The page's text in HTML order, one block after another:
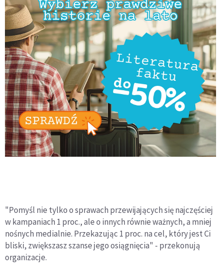
"Pomyśl nie tylko o sprawach przewijających się najczęściej
w kampaniach 1 proc., ale o innych równie ważnych, a mniej
nośnych medialnie. Przekazując 1 proc. na cel, który jest Ci
bliski, zwiększasz szanse jego osiągnięcia" - przekonują
organizacje.